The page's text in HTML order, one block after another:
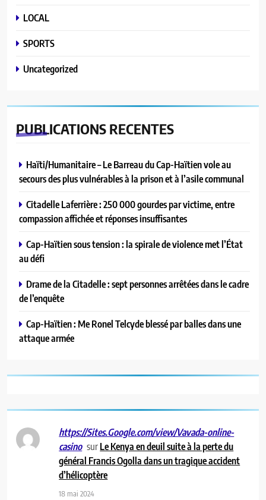
LOCAL
SPORTS
Uncategorized
PUBLICATIONS RECENTES
Haïti/Humanitaire – Le Barreau du Cap-Haïtien vole au
secours des plus vulnérables à la prison et à l’asile communal
Citadelle Laferrière : 250 000 gourdes par victime, entre
compassion affichée et réponses insuffisantes
Cap-Haïtien sous tension : la spirale de violence met l’État
au défi
Drame de la Citadelle : sept personnes arrêtées dans le cadre
de l’enquête
Cap-Haïtien : Me Ronel Telcyde blessé par balles dans une
attaque armée
https://Sites.Google.com/view/Vavada-online-
casino surLe Kenya en deuil suite à la perte du
général Francis Ogolla dans un tragique accident
d’hélicoptère
18 mai 2024